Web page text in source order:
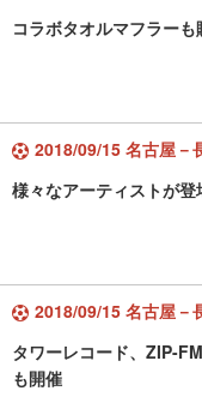
コラボタオルマフラーも
2018/09/15 名古屋－
様々なアーティストが登
2018/09/15 名古屋－
タワーレコード、ZIP-
も開催